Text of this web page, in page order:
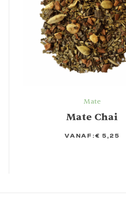
Mate
Mate Chai
VANAF: € 5,25